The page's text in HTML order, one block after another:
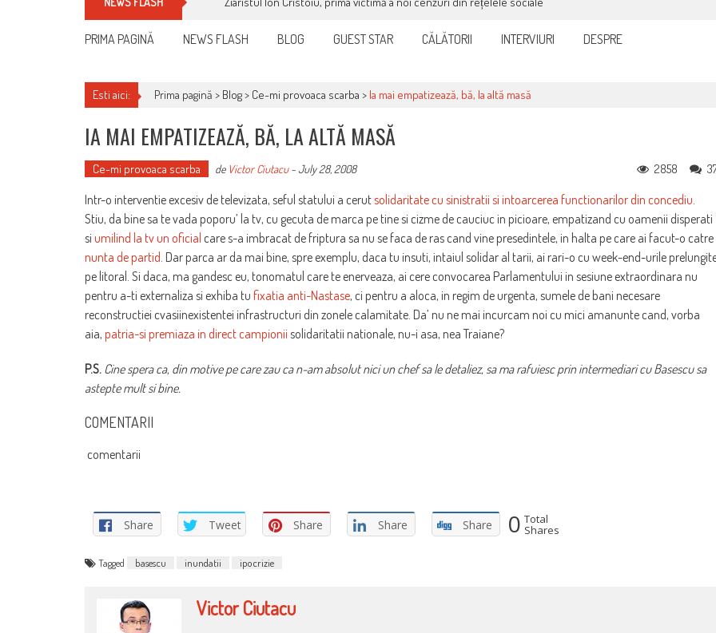
PRIMA PAGINĂ NEWS FLASH BLOG GUEST STAR CĂLĂTORII INTERVIURI DESPRE
Esti aici: Prima pagină > Blog> Ce-mi provoaca scarba > Ia mai empatizează, bă, la altă masă
IA MAI EMPATIZEAZĂ, BĂ, LA ALTĂ MASĂ
Ce-mi provoaca scarba de Victor Ciutacu-July 28, 2008 2858
Intr-o interventie excesiv de televizata, seful statului a cerutsolidaritate cu sinistratii si intoarcerea functionarilor din concediu.
Stiu, da bine sa te vada poporu’ la tv, cu gecuta de marca pe tine si cizme de cauciuc in picioare, empatizand cu oamenii disperati
si umilind la tv un oficial care s-a imbracat de friptura sa nu se faca de ras cand vine presedintele, in halta pe care ai facut-o catre
nunta de partid. Dar parca ar da mai bine, spre exemplu, daca tu insuti, intaiul solidar al tarii, ai rari-o cu week-end-urile
pe litoral. Si daca, ma gandesc eu, tonomatul care te enerveaza, ai cere convocarea Parlamentului in sesiune extraordinara nu
pentru a-ti externaliza si exhiba tu fixatia anti-Nastase, ci pentru a aloca, in regim de urgenta, sumele de bani necesare
reconstructiei cvasiinexistentei infrastructuri din zonele calamitate. Da’ nu ne mai incurcam noi cu mici amanunte cand, vorba
aia, patria-si premiaza in direct campionii solidaritatii nationale, nu-i asa, nea Traiane?
P.S. Cine spera ca, din motive pe care zau ca n-am absolut nici un chef sa le detaliez, sa ma rafuiesc prin intermediari cu Basescu sa
astepte mult si bine.
COMENTARII
comentarii
Share Tweet Share Share Share 0 Total
Shares
Tagged basescu inundatii ipocrizie
Victor Ciutacu